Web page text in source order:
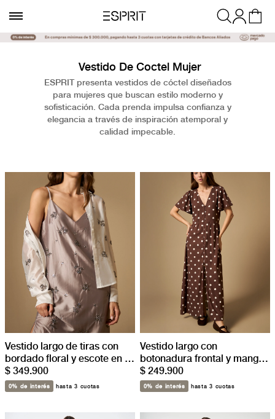
Vestido De Coctel Mujer
ESPRIT presenta vestidos de cóctel diseñados
para mujeres que buscan estilo moderno y
sofisticación. Cada prenda impulsa confianza y
elegancia a través de inspiración atemporal y
calidad impecable.
Vestido largo de tiras con
bordado floral y escote en V
- Gris
$ 349.900
0% de interés hasta 3 cuotas
Vestido largo con
botonadura frontal y manga
con vuelo - Cafe
$ 249.900
0% de interés hasta 3 cuotas